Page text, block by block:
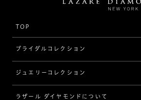
TOP
ブライダルコレクション
婚約指輪（エンゲージリング）
[素材から選ぶ]
ジュエリーコレクション
ジュエリーコレクショントップ
ラザール ダイヤモンドについて